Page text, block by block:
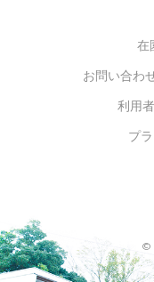
バイリン
スポーツ保
モンテッ
STEAMS保
めざせ！
めざせ！
ピアノ教室
SDGsについ在
お問い合わ
利用
プ
©